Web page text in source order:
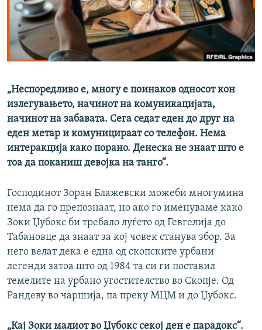
РСЕ веб страници
„Неспоредливо е, многу е поинаков односот кон
излегувањето, начинот на комуникацијата,
начинот на забавата. Сега седат еден до друг на
еден метар и комуницираат со телефон. Нема
интеракција како порано. Денеска не знаат што е
тоа да поканиш девојка на танго“.
Господинот Зоран Блажевски можеби многумина
нема да го препознаат, но ако го именуваме како
Зоки Џубокс би требало луѓето од Гевгелија до
Табановце да знаат за кој човек станува збор. За
него велат дека е една од скопските урбани
легенди затоа што од 1984 та си ги поставил
темелите на урбано угостителство во Скопје. Од
Рандеву во чаршија, па преку МЦМ и до Џубокс.
„Кај Зоки малиот во Џубокс секој ден е парадокс“.